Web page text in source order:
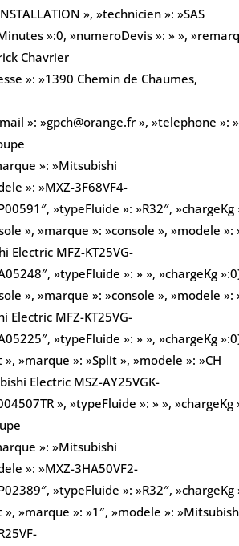
», »technicien »: »SAS
»:0, »numeroDevis »: » »,
Chavrier
»: »1390 Chemin de Chaumes,
»: »gpch@orange.fr », »telephone »:
»: »Mitsubishi
»: »MXZ-3F68VF4-
»typeFluide »: »R32″, »chargeKg
», »marque »: »console », »modele »:
Electric MFZ-KT25VG-
»typeFluide »: » », »chargeKg
», »marque »: »console », »modele »:
Electric MFZ-KT25VG-
»typeFluide »: » », »chargeKg
»marque »: »Split », »modele »: »CH
Electric MSZ-AY25VGK-
», »typeFluide »: » », »chargeKg
»: »Mitsubishi
»: »MXZ-3HA50VF2-
»typeFluide »: »R32″, »chargeKg
», »marque »: »1″, »modele »: